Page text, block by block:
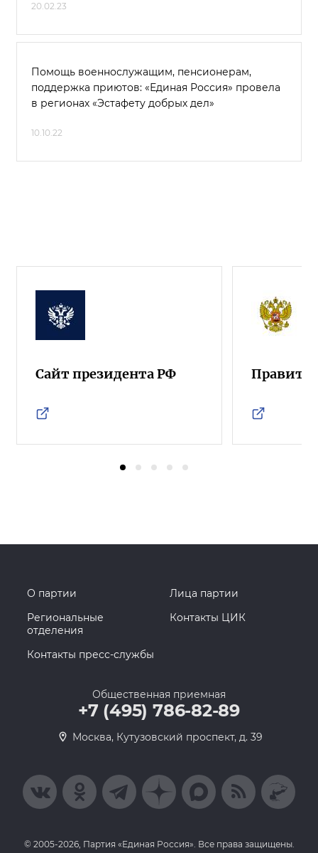
20.02.23
Помощь военнослужащим, пенсионерам,
поддержка приютов: «Единая Россия» провела
в регионах «Эстафету добрых дел»
10.10.22
Сайт президента РФ
О партии
Лица партии
Региональные
отделения
Контакты ЦИК
Контакты пресс-службы
Общественная приемная
+7 (495) 786-82-89
Москва, Кутузовский проспект, д. 39
© 2005-2026, Партия «Единая Россия». Все права защищены.